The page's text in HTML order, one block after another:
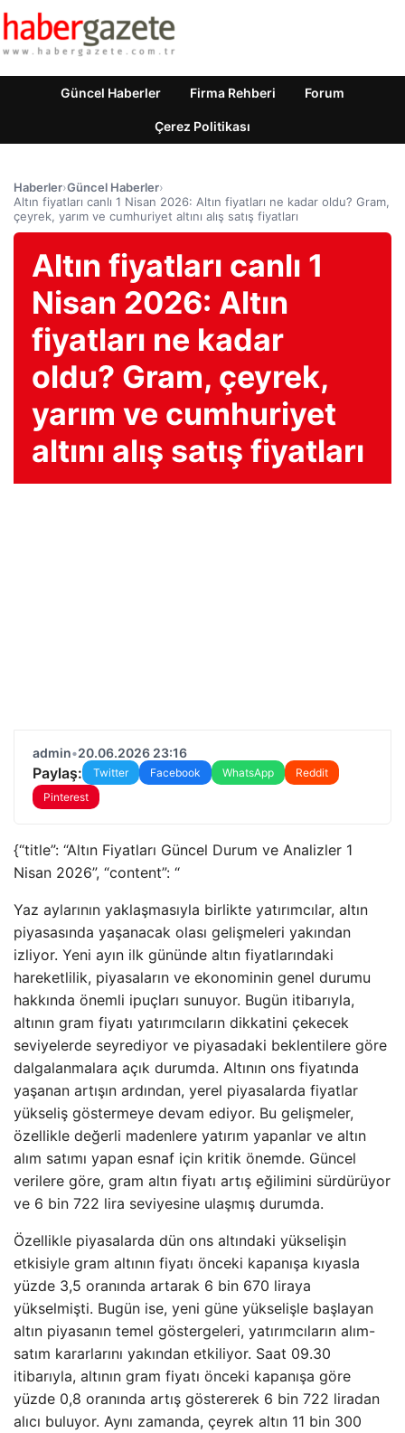
Güncel Haberler Firma Rehberi Forum
Çerez Politikası
Haberler›Güncel Haberler›
Altın fiyatları canlı 1 Nisan 2026: Altın fiyatları ne kadar oldu? Gram,
çeyrek, yarım ve cumhuriyet altını alış satış fiyatları
Altın fiyatları canlı 1
Nisan 2026: Altın
fiyatları ne kadar
oldu? Gram, çeyrek,
yarım ve cumhuriyet
altını alış satış fiyatları
admin•20.06.2026 23:16
Paylaş: Twitter Facebook WhatsApp
Reddit
Pinterest
{“title”: “Altın Fiyatları Güncel Durum ve Analizler 1
Nisan 2026”, “content”: “
Yaz aylarının yaklaşmasıyla birlikte yatırımcılar, altın
piyasasında yaşanacak olası gelişmeleri yakından
izliyor. Yeni ayın ilk gününde altın fiyatlarındaki
hareketlilik, piyasaların ve ekonominin genel durumu
hakkında önemli ipuçları sunuyor. Bugün itibarıyla,
altının gram fiyatı yatırımcıların dikkatini çekecek
seviyelerde seyrediyor ve piyasadaki beklentilere göre
dalgalanmalara açık durumda. Altının ons fiyatında
yaşanan artışın ardından, yerel piyasalarda fiyatlar
yükseliş göstermeye devam ediyor. Bu gelişmeler,
özellikle değerli madenlere yatırım yapanlar ve altın
alım satımı yapan esnaf için kritik önemde. Güncel
verilere göre, gram altın fiyatı artış eğilimini sürdürüyor
ve 6 bin 722 lira seviyesine ulaşmış durumda.
Özellikle piyasalarda dün ons altındaki yükselişin
etkisiyle gram altının fiyatı önceki kapanışa kıyasla
yüzde 3,5 oranında artarak 6 bin 670 liraya
yükselmişti. Bugün ise, yeni güne yükselişle başlayan
altın piyasanın temel göstergeleri, yatırımcıların alım-
satım kararlarını yakından etkiliyor. Saat 09.30
itibarıyla, altının gram fiyatı önceki kapanışa göre
yüzde 0,8 oranında artış göstererek 6 bin 722 liradan
alıcı buluyor. Aynı zamanda, çeyrek altın 11 bin 300